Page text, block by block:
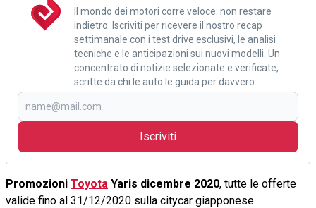
Il mondo dei motori corre veloce: non restare
indietro. Iscriviti per ricevere il nostro recap
settimanale con i test drive esclusivi, le analisi
tecniche e le anticipazioni sui nuovi modelli. Un
concentrato di notizie selezionate e verificate,
scritte da chi le auto le guida per davvero.
Iscriviti
Promozioni Toyota Yaris dicembre 2020, tutte le offerte
valide fino al 31/12/2020 sulla citycar giapponese.